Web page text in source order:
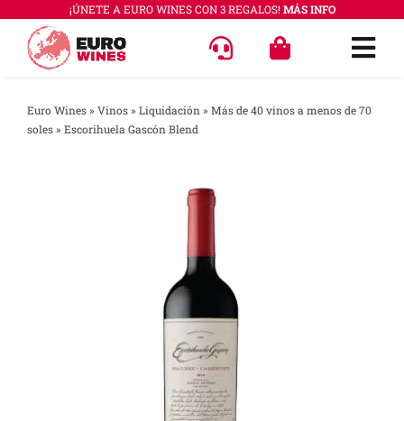
contenido
¡ÚNETE A EURO WINES CON 3 REGALOS! MÁS INFO
Euro Wines» Vinos» Liquidación » Más de 40 vinos a menos de 70
soles» Escorihuela Gascón Blend